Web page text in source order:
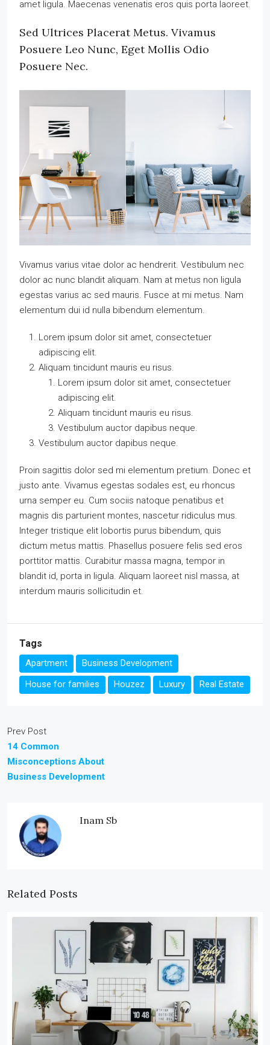
amet ligula. Maecenas venenatis eros quis porta laoreet.
Sed Ultrices Placerat Metus. Vivamus
Posuere Leo Nunc, Eget Mollis Odio
Posuere Nec.
Vivamus varius vitae dolor ac hendrerit. Vestibulum nec
dolor ac nunc blandit aliquam. Nam at metus non ligula
egestas varius ac sed mauris. Fusce at mi metus. Nam
elementum dui id nulla bibendum elementum.
Lorem ipsum dolor sit amet, consectetuer
adipiscing elit.
Aliquam tincidunt mauris eu risus.
Lorem ipsum dolor sit amet, consectetuer
adipiscing elit.
Aliquam tincidunt mauris eu risus.
Vestibulum auctor dapibus neque.
Vestibulum auctor dapibus neque.
Proin sagittis dolor sed mi elementum pretium. Donec et
justo ante. Vivamus egestas sodales est, eu rhoncus
urna semper eu. Cum sociis natoque penatibus et
magnis dis parturient montes, nascetur ridiculus mus.
Integer tristique elit lobortis purus bibendum, quis
dictum metus mattis. Phasellus posuere felis sed eros
porttitor mattis. Curabitur massa magna, tempor in
blandit id, porta in ligula. Aliquam laoreet nisl massa, at
interdum mauris sollicitudin et.
Tags
Apartment
Business Development
House for families
Houzez Luxury Real Estate
Prev Post
14 Common
Misconceptions About
Business Development
Inam Sb
Related Posts